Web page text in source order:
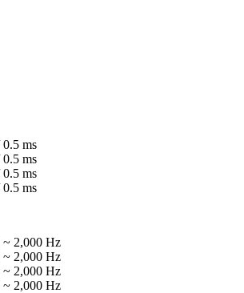
0.5 ms
0.5 ms
0.5 ms
0.5 ms
~ 2,000 Hz
~ 2,000 Hz
~ 2,000 Hz
~ 2,000 Hz